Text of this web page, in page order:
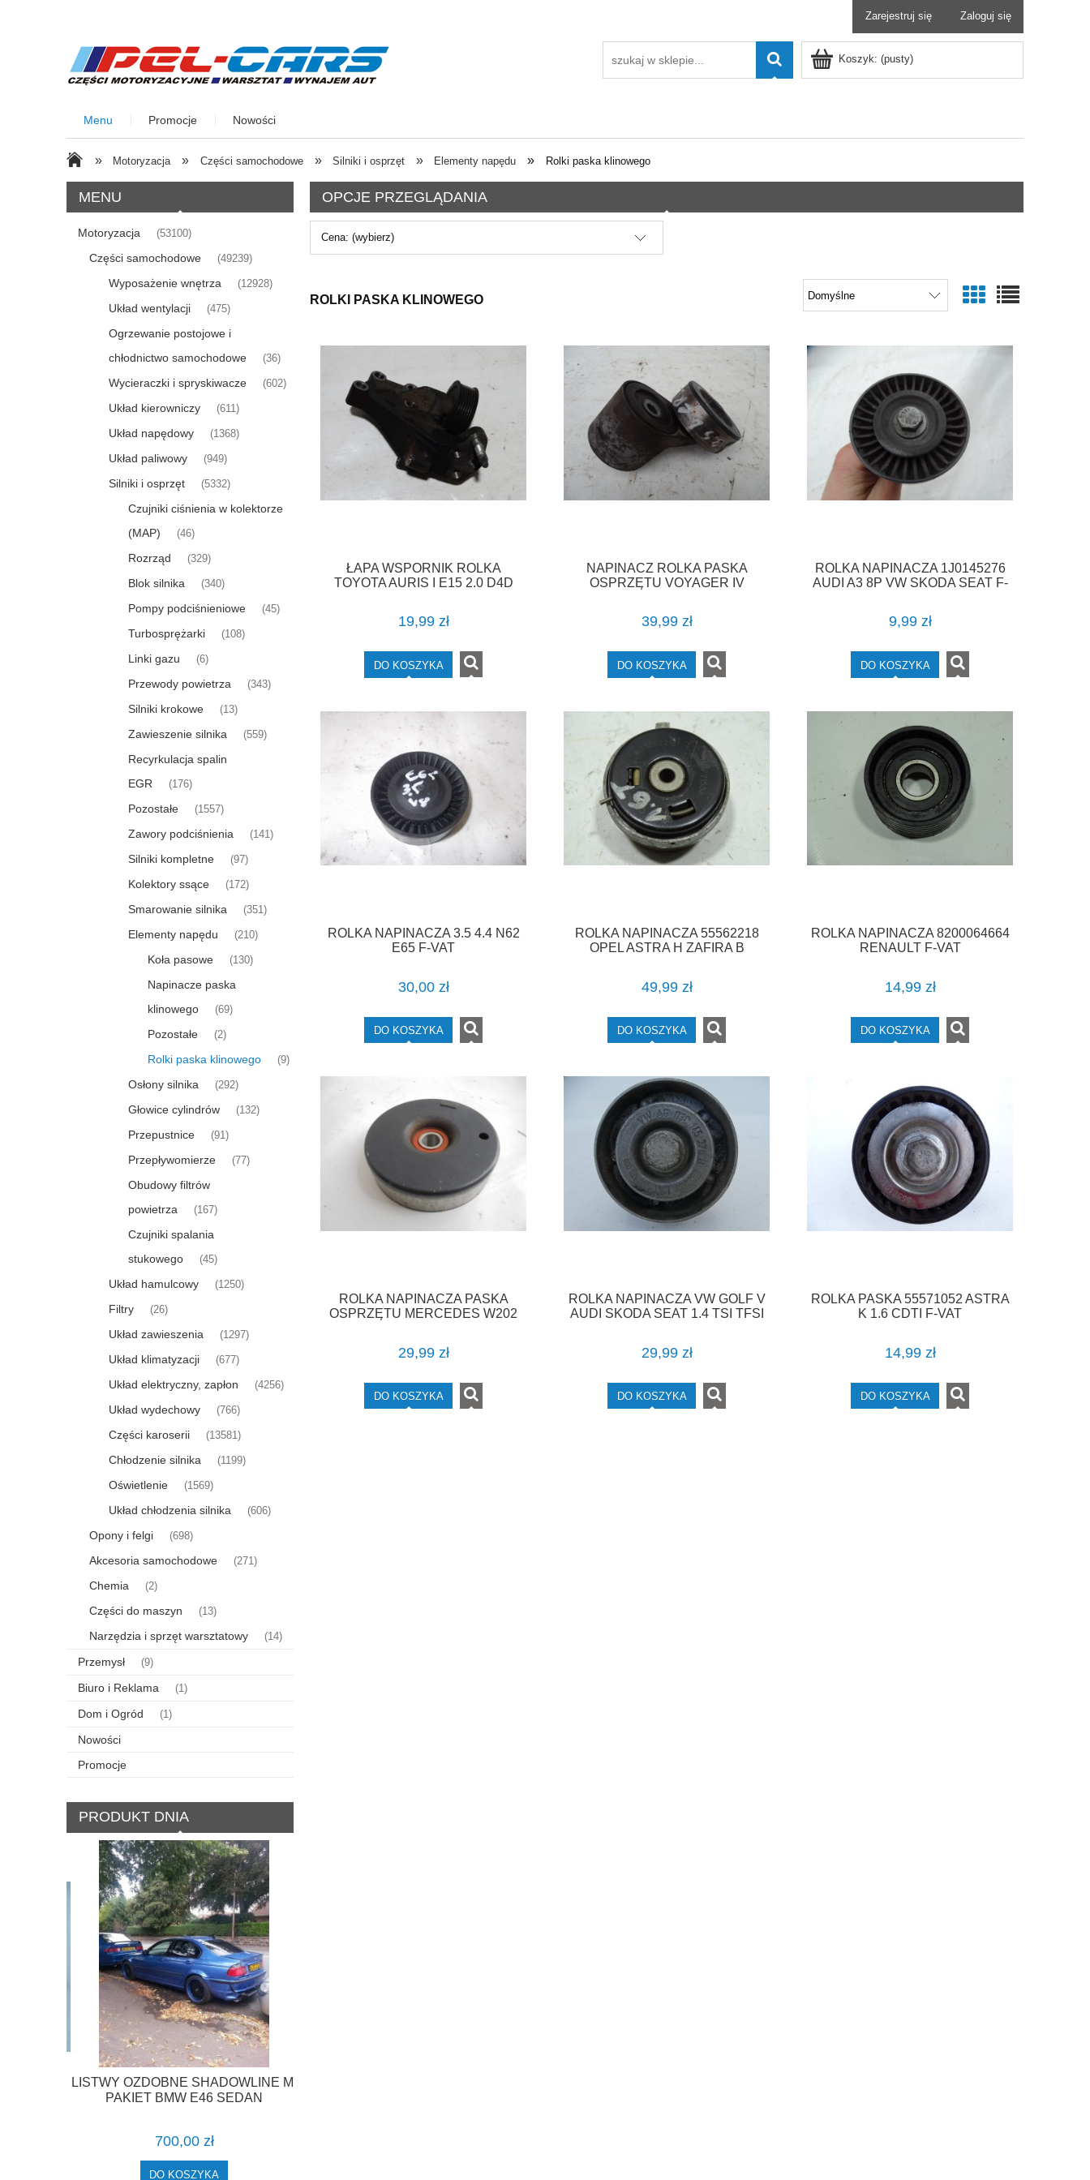
Zarejestruj się Zaloguj się
Koszyk: (pusty)
Menu Promocje Nowości
» Motoryzacja » Części samochodowe » Silniki i osprzęt » Elementy napędu » Rolki paska klinowego
MENU
Motoryzacja (53100)
Części samochodowe (49239)
Wyposażenie wnętrza (12928)
Układ wentylacji (475)
Ogrzewanie postojowe i
chłodnictwo samochodowe
(36)
Wycieraczki i spryskiwacze (602)
Układ kierowniczy (611)
Układ napędowy (1368)
Układ paliwowy (949)
Silniki i osprzęt (5332)
Czujniki ciśnienia w kolektorze
(MAP)
(46)
Rozrząd (329)
Blok silnika (340)
Pompy podciśnieniowe (45)
Turbosprężarki (108)
Linki gazu (6)
Przewody powietrza (343)
Silniki krokowe (13)
Zawieszenie silnika (559)
Recyrkulacja spalin
EGR
(176)
Pozostałe (1557)
Zawory podciśnienia (141)
Silniki kompletne (97)
Kolektory ssące (172)
Smarowanie silnika (351)
Elementy napędu (210)
Koła pasowe (130)
Napinacze paska
klinowego
(69)
Pozostałe (2)
Rolki paska klinowego (9)
Osłony silnika (292)
Głowice cylindrów (132)
Przepustnice (91)
Przepływomierze (77)
Obudowy filtrów
powietrza
(167)
Czujniki spalania
stukowego
(45)
Układ hamulcowy (1250)
Filtry (26)
Układ zawieszenia (1297)
Układ klimatyzacji (677)
Układ elektryczny, zapłon (4256)
Układ wydechowy (766)
Części karoserii (13581)
Chłodzenie silnika (1199)
Oświetlenie (1569)
Układ chłodzenia silnika (606)
Opony i felgi (698)
Akcesoria samochodowe (271)
Chemia (2)
Części do maszyn (13)
Narzędzia i sprzęt warsztatowy (14)
Przemysł (9)
Biuro i Reklama (1)
Dom i Ogród (1)
Nowości
Promocje
PRODUKT DNIA
LISTWY OZDOBNE SHADOWLINE M-
PAKIET BMW E46 SEDAN
700,00 zł
DO KOSZYKA
OPCJE PRZEGLĄDANIA
Cena: (wybierz)
ROLKI PASKA KLINOWEGO
ŁAPA WSPORNIK ROLKA
TOYOTA AURIS I E15 2.0 D4D
19,99 zł
DO KOSZYKA
NAPINACZ ROLKA PASKA
OSPRZĘTU VOYAGER IV
39,99 zł
DO KOSZYKA
ROLKA NAPINACZA 1J0145276
AUDI A3 8P VW SKODA SEAT F-
9,99 zł
DO KOSZYKA
ROLKA NAPINACZA 3.5 4.4 N62
E65 F-VAT
30,00 zł
DO KOSZYKA
ROLKA NAPINACZA 55562218
OPEL ASTRA H ZAFIRA B
49,99 zł
DO KOSZYKA
ROLKA NAPINACZA 8200064664
RENAULT F-VAT
14,99 zł
DO KOSZYKA
ROLKA NAPINACZA PASKA
OSPRZĘTU MERCEDES W202
29,99 zł
DO KOSZYKA
ROLKA NAPINACZA VW GOLF V
AUDI SKODA SEAT 1.4 TSI TFSI
29,99 zł
DO KOSZYKA
ROLKA PASKA 55571052 ASTRA
K 1.6 CDTI F-VAT
14,99 zł
DO KOSZYKA